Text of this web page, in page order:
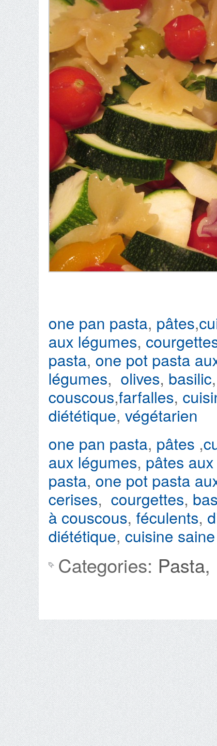
one pan pasta, pâtes,
aux légumes,
pasta, one pot pasta
légumes, olives, basilic
couscous,farfalles,
diététique, végétarien
one pan pasta, pâtes ,
aux légumes, pâtes
pasta, one pot pasta
cerises, courgettes,
à couscous, féculents,
diététique, cuisine saine
Categories: Pasta,